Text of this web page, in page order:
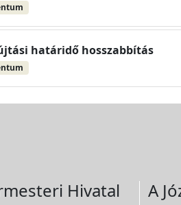
határidő hosszabbítás
Hivatal A